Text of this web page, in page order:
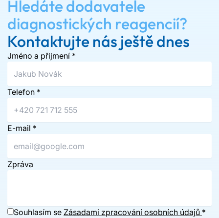
Hledáte dodavatele
diagnostických reagencií?
Kontaktujte nás ještě dnes
Jméno a přijmení *
Telefon *
E-mail *
Zpráva
Souhlasím se Zásadami zpracování osobních údajů *